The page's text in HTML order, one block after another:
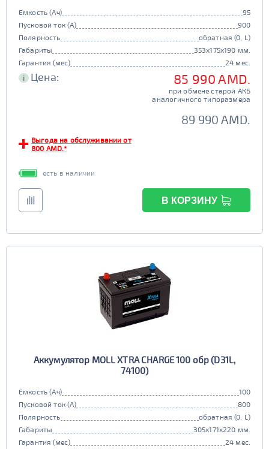
Емкость (Ач)
95
Пусковой ток (А)
900
Полярность
обратная (0, L)
Габариты
353x175x190 мм.
Гарантия (мес)
24 мес.
i Цена: 85 990 AMD.
при обмене старой АКБ
аналогичного типоразмера
89 990 AMD.
Выгода на обслуживании от
800 AMD.*
есть в наличии
В КОРЗИНУ
Аккумулятор MOLL XTRA CHARGE 100 обр (D31L,
74100)
Емкость (Ач)
100
Пусковой ток (А)
800
Полярность
обратная (0, L)
Габариты
305x171x220 мм.
Гарантия (мес)
24 мес.